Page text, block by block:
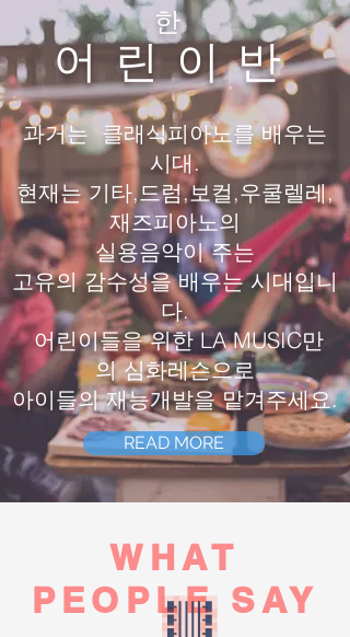
한
어린이반
READ MORE
과거는 클래식피아노를 배우는
시대.
현재는 기타,드럼,보컬,우쿨렐레,
재즈피아노의
실용음악이 주는
고유의 감수성을 배우는 시대입니
다.
어린이들을 위한LA MUSIC만
의심화레슨으로
아이들의 재능개발을 맡겨주세요.
WHAT
PEOPLE SAY